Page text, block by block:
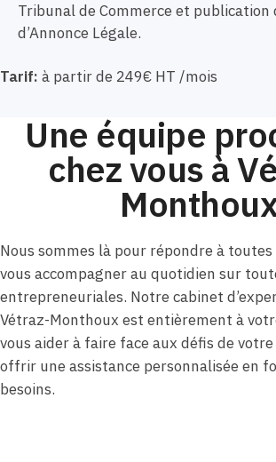
Tribunal de Commerce et publication
d’Annonce Légale.
Tarif: à partir de 249€ HT /mois
Une équipe
chez vous à
Nous sommes là pour répondre à
vous accompagner au quotidien sur
entrepreneuriales. Notre cabinet
Vétraz-Monthoux est entièrement à
vous aider à faire face aux défis de
offrir une assistance personnalisée en
besoins.